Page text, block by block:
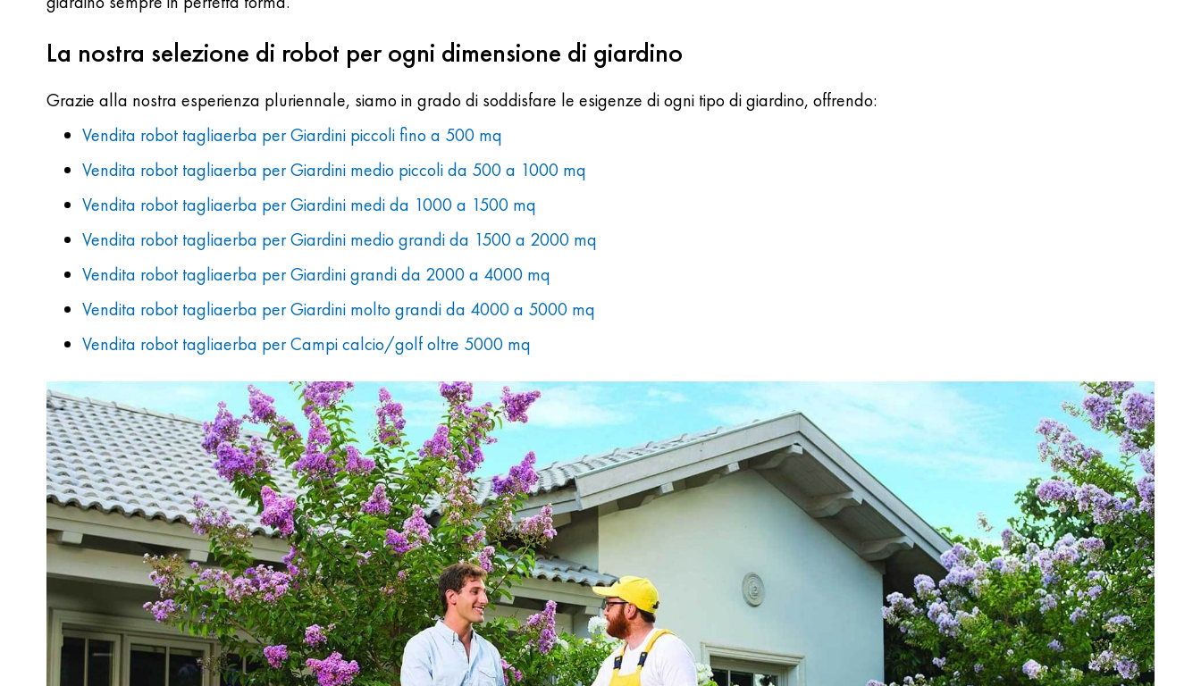
La nostra selezione di robot per ogni dimensione di giardino
Grazie alla nostra esperienza pluriennale, siamo in grado di soddisfare le esigenze di ogni tipo di giardino, offrendo:
Vendita robot tagliaerba per Giardini piccoli fino a 500 mq
Vendita robot tagliaerba per Giardini medio piccoli da 500 a 1000 mq
Vendita robot tagliaerba per Giardini medi da 1000 a 1500 mq
Vendita robot tagliaerba per Giardini medio grandi da 1500 a 2000 mq
Vendita robot tagliaerba per Giardini grandi da 2000 a 4000 mq
Vendita robot tagliaerba per Giardini molto grandi da 4000 a 5000 mq
Vendita robot tagliaerba per Campi calcio/golf oltre 5000 mq